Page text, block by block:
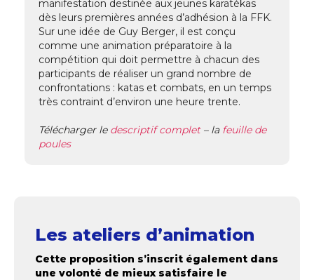
manifestation destinée aux jeunes karatékas
dès leurs premières années d’adhésion à la FFK.
Sur une idée de Guy Berger, il est conçu
comme une animation préparatoire à la
compétition qui doit permettre à chacun des
participants de réaliser un grand nombre de
confrontations : katas et combats, en un temps
très contraint d’environ une heure trente.
Télécharger le descriptif complet– la feuille de
poules
Les ateliers d’animation
Cette proposition s’inscrit également dans
une volonté de mieux satisfaire le